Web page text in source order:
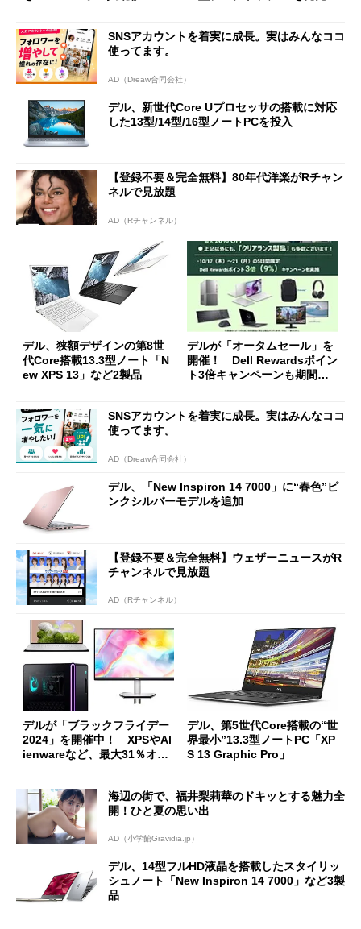
SNSアカウントを着実に成長。実はみんなココ
使ってます。
AD（Dreaw合同会社）
デル、新世代Core Uプロセッサの搭載に対応
した13型/14型/16型ノートPCを投入
【登録不要＆完全無料】80年代洋楽がRチャン
ネルで見放題
AD（Rチャンネル）
デル、狭額デザインの第8世
代Core搭載13.3型ノート「N
ew XPS 13」など2製品
デルが「オータムセール」を
開催！ Dell Rewardsポイン
ト3倍キャンペーンも期間限
SNSアカウントを着実に成長。実はみんなココ
使ってます。
AD（Dreaw合同会社）
デル、「New Inspiron 14 7000」に“春色”ピ
ンクシルバーモデルを追加
【登録不要＆完全無料】ウェザーニュースがR
チャンネルで見放題
AD（Rチャンネル）
デルが「ブラックフライデー
2024」を開催中！ XPSやAl
ienwareなど、最大31％オフ
デル、第5世代Core搭載の“世
界最小”13.3型ノートPC「XP
S 13 Graphic Pro」
海辺の街で、福井梨莉華のドキッとする魅力全
開！ひと夏の思い出
AD（小学館Gravidia.jp）
デル、14型フルHD液晶を搭載したスタイリッ
シュノート「New Inspiron 14 7000」など3製
品